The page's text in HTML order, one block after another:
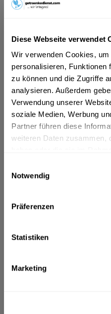
Diese Webseite verwendet
Wir verwenden Cookies,
personalisieren, Funktionen
zu können und die Zugriffe
analysieren. Außerdem
Verwendung unserer
soziale Medien, Werbung
Partner führen diese
weiteren Daten zusammen,
Notwendig
Präferenzen
Statistiken
Marketing
ab 101,01 € *
Vorrätig
MEHRWEG
+4,50 € Pfand
In den Warenkorb
Artikel-Nr.:
31049
Verfügbar in:
mehr
Wasser, Apfelsaft (33%),